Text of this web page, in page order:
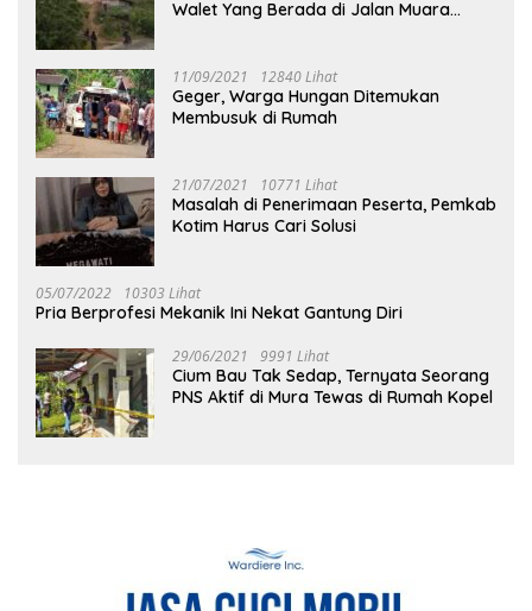
Walet Yang Berada di Jalan Muara
11/09/2021 12840 Lihat
Geger, Warga Hungan Ditemukan
Membusuk di Rumah
21/07/2021 10771 Lihat
Masalah di Penerimaan Peserta, Pemkab
Kotim Harus Cari Solusi
05/07/2022 10303 Lihat
Pria Berprofesi Mekanik Ini Nekat Gantung Diri
29/06/2021 9991 Lihat
Cium Bau Tak Sedap, Ternyata Seorang
PNS Aktif di Mura Tewas di Rumah Kopel